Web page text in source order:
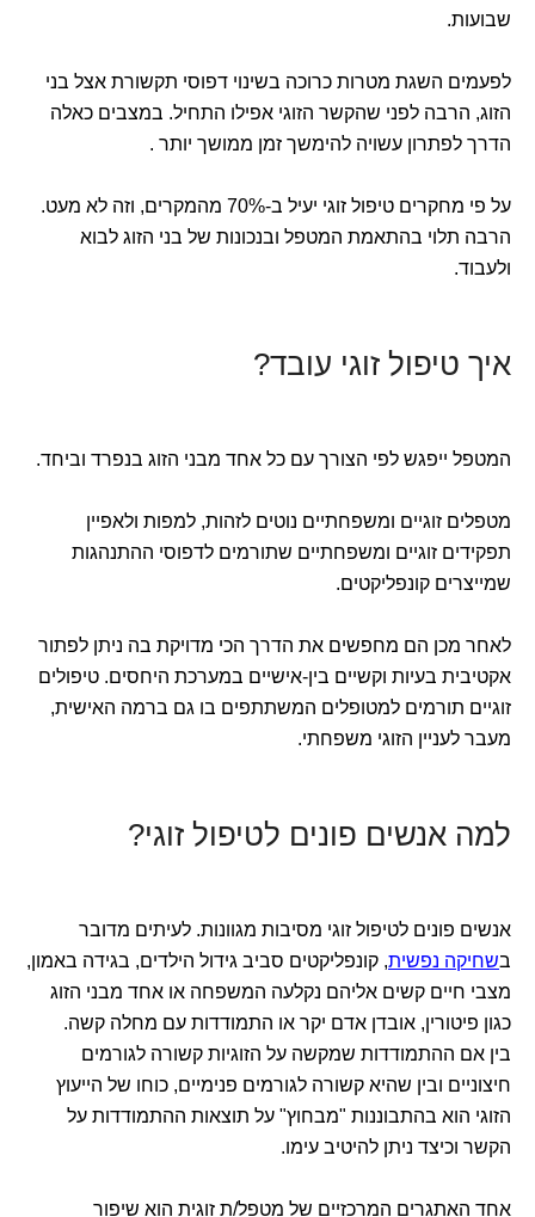
שבועות.
לפעמים השגת מטרות כרוכה בשינוי דפוסי תקשורת אצל בני
הזוג, הרבה לפני שהקשר הזוגי אפילו התחיל. במצבים כאלה
הדרך לפתרון עשויה להימשך זמן ממושך יותר .
על פי מחקרים טיפול זוגי יעיל ב-70% מהמקרים, וזה לא מעט.
הרבה תלוי בהתאמת המטפל ובנכונות של בני הזוג לבוא
ולעבוד.
איך טיפול זוגי עובד?
המטפל ייפגש לפי הצורך עם כל אחד מבני הזוג בנפרד וביחד.
מטפלים זוגיים ומשפחתיים נוטים לזהות, למפות ולאפיין
תפקידים זוגיים ומשפחתיים שתורמים לדפוסי ההתנהגות
שמייצרים קונפליקטים.
לאחר מכן הם מחפשים את הדרך הכי מדויקת בה ניתן לפתור
אקטיבית בעיות וקשיים בין-אישיים במערכת היחסים. טיפולים
זוגיים תורמים למטופלים המשתתפים בו גם ברמה האישית,
מעבר לעניין הזוגי משפחתי.
למה אנשים פונים לטיפול זוגי?
אנשים פונים לטיפול זוגי מסיבות מגוונות. לעיתים מדובר
בשחיקה נפשית, קונפליקטים סביב גידול הילדים, בגידה באמון,
מצבי חיים קשים אליהם נקלעה המשפחה או אחד מבני הזוג
כגון פיטורין, אובדן אדם יקר או התמודדות עם מחלה קשה.
בין אם ההתמודדות שמקשה על הזוגיות קשורה לגורמים
חיצוניים ובין שהיא קשורה לגורמים פנימיים, כוחו של הייעוץ
הזוגי הוא בהתבוננות "מבחוץ" על תוצאות ההתמודדות על
הקשר וכיצד ניתן להיטיב עימו.
אחד האתגרים המרכזיים של מטפל/ת זוגית הוא שיפור